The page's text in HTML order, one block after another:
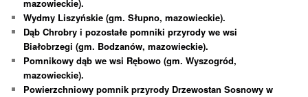
mazowieckie).
Wydmy Liszyńskie (gm. Słupno, mazowieckie).
Dąb Chrobry i pozostałe pomniki przyrody we wsi
Białobrzegi (gm. Bodzanów, mazowieckie).
Pomnikowy dąb we wsi Rębowo (gm. Wyszogród,
mazowieckie).
Powierzchniowy pomnik przyrody Drzewostan Sosnowy w